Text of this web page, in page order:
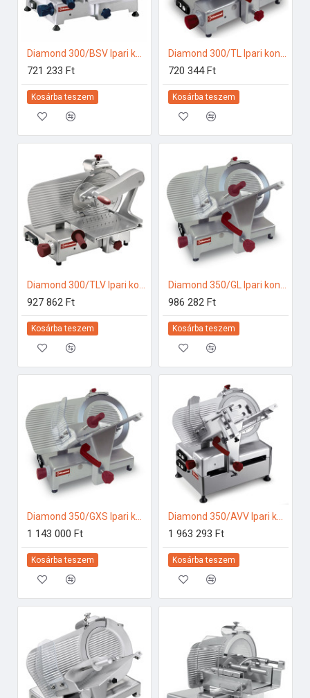
Diamond 300/BSV Ipari konyhai előkészítés
721 233 Ft
Kosárba teszem
Diamond 300/TL Ipari konyhai előkészítés
720 344 Ft
Kosárba teszem
Diamond 300/TLV Ipari konyhai előkészítés
927 862 Ft
Kosárba teszem
Diamond 350/GL Ipari konyhai előkészítés
986 282 Ft
Kosárba teszem
1 143 000 Ft
Kosárba teszem
Diamond 350/AVV Ipari konyhai előkészítés
1 963 293 Ft
Kosárba teszem